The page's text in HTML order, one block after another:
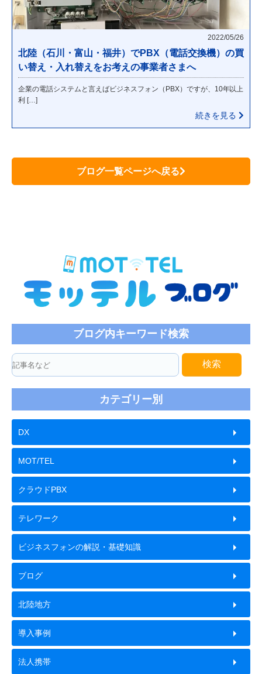
2022/05/26
北陸（石川・富山・福井）でPBX（電話交換機）の買
い替え・入れ替えをお考えの事業者さまへ
企業の電話システムと言えばビジネスフォン（PBX）ですが、10年以上
利 […]
続きを見る
ブログ一覧ページへ戻る
ブログ内キーワード検索
検索
カテゴリー別
DX
MOT/TEL
クラウドPBX
テレワーク
ビジネスフォンの解説・基礎知識
ブログ
北陸地方
導入事例
法人携帯